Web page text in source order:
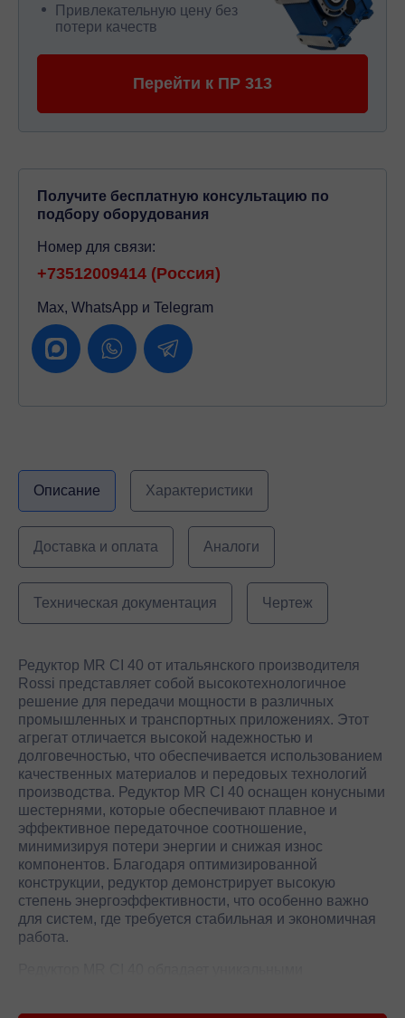
Привлекательную цену без
потери качеств
Перейти к ПР 313
Получите бесплатную консультацию по
подбору оборудования
Номер для связи:
+73512009414 (Россия)
Max, WhatsApp и Telegram
Описание Характеристики
Доставка и оплата Аналоги
Техническая документация Чертеж
Редуктор MR CI 40 от итальянского производителя
Rossi представляет собой высокотехнологичное
решение для передачи мощности в различных
промышленных и транспортных приложениях. Этот
агрегат отличается высокой надежностью и
долговечностью, что обеспечивается использованием
качественных материалов и передовых технологий
производства. Редуктор MR CI 40 оснащен конусными
шестернями, которые обеспечивают плавное и
эффективное передаточное соотношение,
минимизируя потери энергии и снижая износ
компонентов. Благодаря оптимизированной
конструкции, редуктор демонстрирует высокую
степень энергоэффективности, что особенно важно
для систем, где требуется стабильная и экономичная
работа.